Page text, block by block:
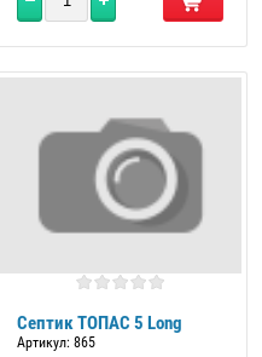
Септик ТОПАС 5 Long
Артикул: 865